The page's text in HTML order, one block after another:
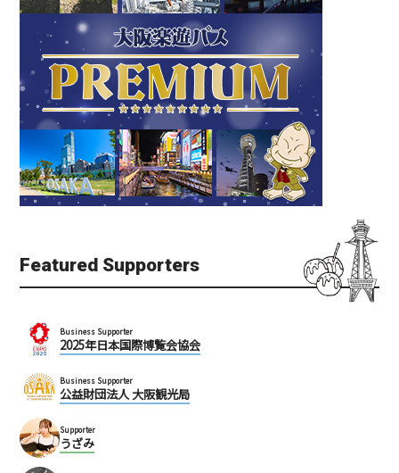
Featured Supporters
Business Supporter
2025年日本国際博覧会協会
Business Supporter
公益財団法人 大阪観光局
Supporter
うざみ